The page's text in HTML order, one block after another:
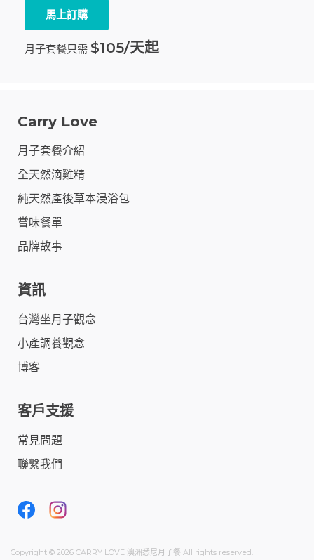
馬上訂購
月子套餐只需 $105/天起
Carry Love
月子套餐介紹
全天然滴雞精
純天然產後草本浸浴包
嘗味餐單
品牌故事
資訊
台灣坐月子觀念
小產調養觀念
博客
客戶支援
常見問題
聯繫我們
Copyright © 2026 CARRY LOVE 澳洲悉尼月子餐 All rights reserved.